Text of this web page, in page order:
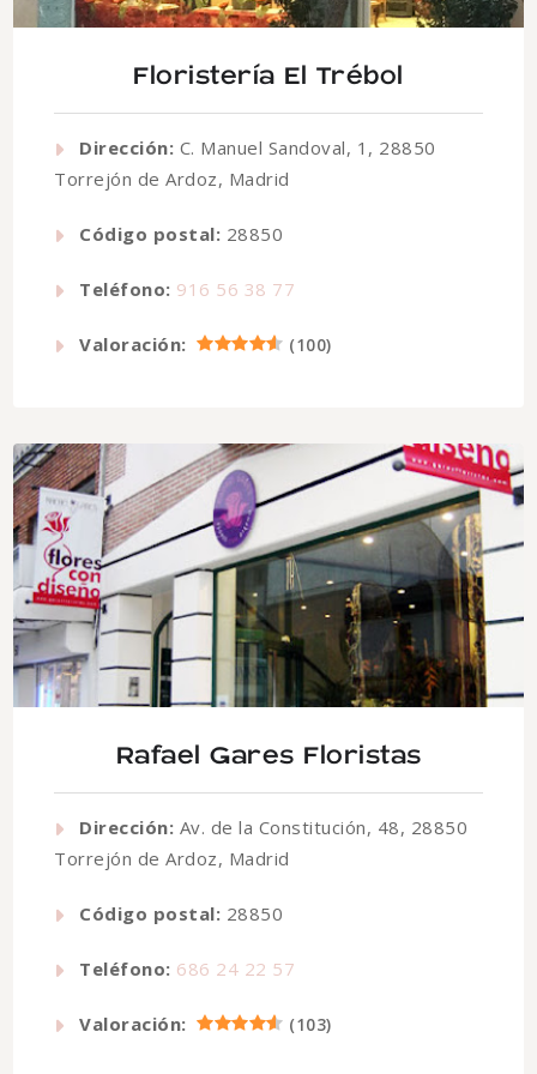
Floristería El Trébol
Dirección: C. Manuel Sandoval, 1, 28850
Torrejón de Ardoz, Madrid
Código postal: 28850
Teléfono: 916 56 38 77
Valoración: (100)
Rafael Gares Floristas
Dirección: Av. de la Constitución, 48, 28850
Torrejón de Ardoz, Madrid
Código postal: 28850
Teléfono: 686 24 22 57
Valoración: (103)